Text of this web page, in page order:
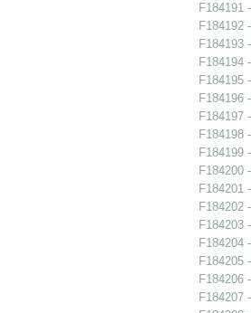
F184191
F184192
F184193
F184194
F184195
F184196
F184197
F184198
F184199
F184200
F184201
F184202
F184203
F184204
F184205
F184206
F184207